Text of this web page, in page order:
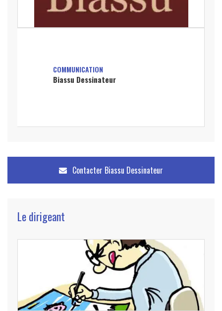
COMMUNICATION
Biassu Dessinateur
Contacter Biassu Dessinateur
Le dirigeant